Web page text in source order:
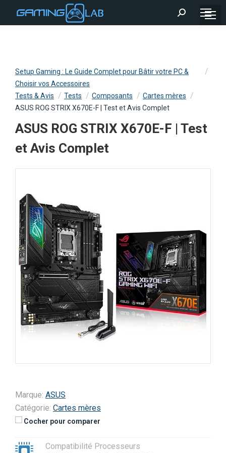
Recherche
Setup Gaming : Le Guide Complet pour Bâtir votre PC &
Choisir vos Accessoires
Tests & Avis
Tests Composants
Cartes mères
ASUS ROG STRIX X670E-F | Test et Avis Complet
ASUS ROG STRIX X670E-F | Test
et Avis Complet
Marque: ASUS
Catégorie: Cartes mères
Cocher pour comparer
Compatibilité Processeurs